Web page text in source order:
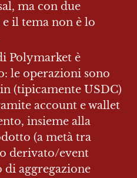
ma con due
il tema non è lo
Polymarket è
le operazioni sono
(tipicamente USDC)
account e wallet
insieme alla
(a metà tra
derivato/event
aggregazione